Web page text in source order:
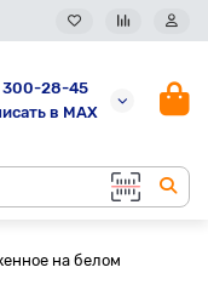
28-45
в MAX
на белом